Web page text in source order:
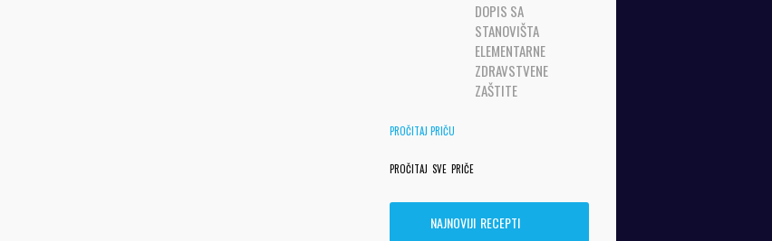
DOPIS SA
STANOVIŠTA
ELEMENTARNE
ZDRAVSTVENE
ZAŠTITE
PROČITAJ PRIČU
PROČITAJ SVE PRIČE
NAJNOVIJI RECEPTI